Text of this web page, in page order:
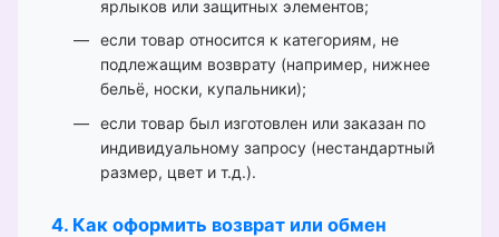
ярлыков или защитных элементов;
если товар относится к категориям, не
подлежащим возврату (например, нижнее
бельё, носки, купальники);
если товар был изготовлен или заказан по
индивидуальному запросу (нестандартный
размер, цвет и т.д.).
4. Как оформить возврат или обмен